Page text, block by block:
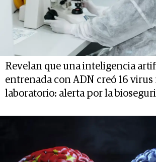
Revelan que una inteligencia
entrenada con ADN creó 16
laboratorio: alerta por la